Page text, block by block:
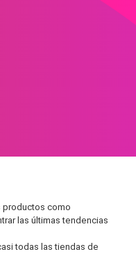
productos como
las últimas tendencias
todas las tiendas de